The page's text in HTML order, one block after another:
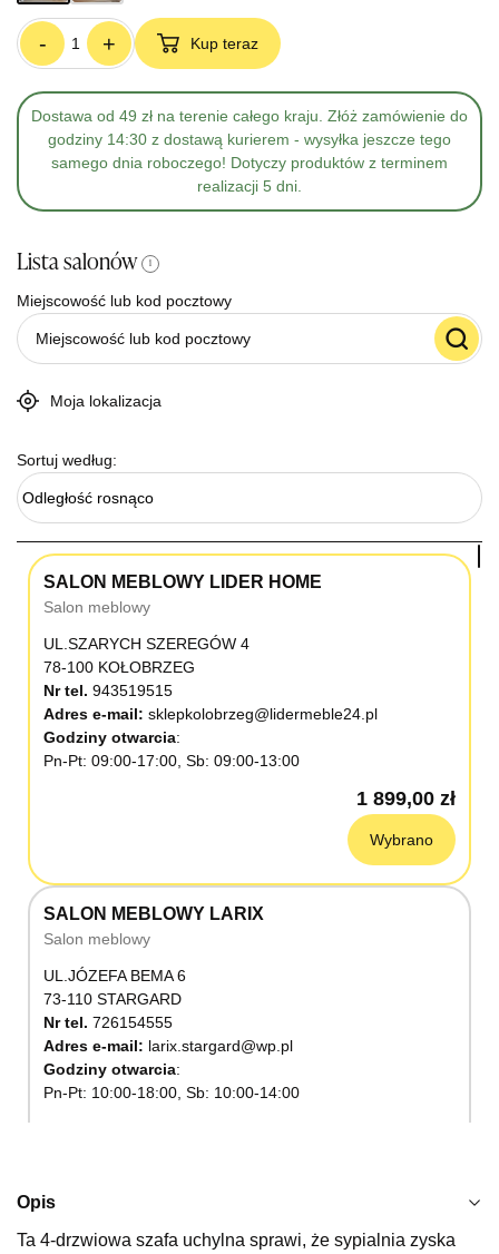
- + Kup teraz
Dostawa od 49 zł na terenie całego kraju. Złóż zamówienie do
godziny 14:30 z dostawą kurierem - wysyłka jeszcze tego
samego dnia roboczego! Dotyczy produktów z terminem
realizacji 5 dni.
Lista salonów i
Miejscowość lub kod pocztowy
Moja lokalizacja
Sortuj według:
Odległość rosnąco
SALON MEBLOWY LIDER HOME
Salon meblowy
UL.SZARYCH SZEREGÓW 4
78-100 KOŁOBRZEG
Nr tel. 943519515
Adres e-mail: sklepkolobrzeg@lidermeble24.pl
Godziny otwarcia
Pn-Pt: 09:00-17:00, Sb: 09:00-13:00
1 899,00 zł
Wybrano
SALON MEBLOWY LARIX
Salon meblowy
UL.JÓZEFA BEMA 6
73-110 STARGARD
Nr tel. 726154555
Adres e-mail: larix.stargard@wp.pl
Godziny otwarcia
Pn-Pt: 10:00-18:00, Sb: 10:00-14:00
SALON MEBLOWY KUBUŚ
Opis
Ta 4-drzwiowa szafa uchylna sprawi, że sypialnia zyska